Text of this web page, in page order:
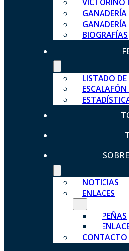
VICTORINO
GANADERÍA
GANADERÍA
BIOGRAFÍAS
LISTADO DE
NOTICIAS
ENLACES
PEÑAS
CONTACTO